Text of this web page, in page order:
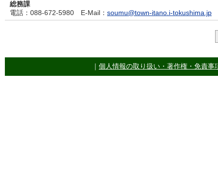
総務課
電話 ：088-672-5980 E-Mail ： soumu@town-itano.i-tokushima.jp
個人情報の取り扱い・著作権・免責事